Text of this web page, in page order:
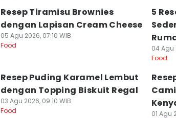
Resep Tiramisu Brownies
dengan Lapisan Cream Cheese
05 Agu 2026, 07:10 WIB
Food
5
04 Agu
Food
Resep Puding Karamel Lembut
dengan Topping Biskuit Regal
03 Agu 2026, 09:10 WIB
Food
01 Agu